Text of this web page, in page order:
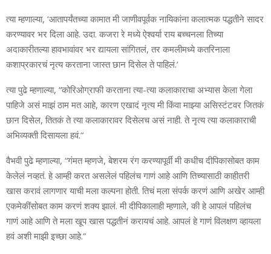
त्या म्हणाल्या, ‘आतापर्यंतच्या कामात मी जाणीवपूर्वक नायिकांना कलात्मक पद्धतीने सादर
करण्यावर भर दिला आहे. उदा. कजरा रे मध्ये ऐश्वर्या राय बच्चनला तिच्या
अदाकारीतल्या हावभावांवर भर द्यायला सांगितलं, तर कमलीमध्ये कतरिनाला
कशाप्रकारचं नृत्य करताना जास्त छान दिसेल ते पाहिलं.’
त्या पुढे म्हणाल्या, “कोरिओग्राफी करताना त्या-त्या कलाकाराचा अभ्यास केला गेला
पाहिजे असं माझं ठाम मत आहे, कारण एखादं नृत्य मी किंवा माझ्या असिस्टंटवर जितकं
छान दिसेल, तितकं ते त्या कलाकारावर दिसेलच असं नाही. ते नृत्य त्या कलाकाराची
अभिव्यक्ती दिसायला हवं.“
वैभवी पुढे म्हणाल्या, “गंमत म्हणजे, बेशरम रंग करण्यापूर्वी मी कधीच दीपिकासोबत काम
केलेलं नव्हतं. हे आम्ही करत असलेलं पहिलंच गाणं आहे आणि तिच्यासाठी काहीतरी
खास करावं लागणार याची मला कल्पना होती. तिचं मला संपर्क करणं आणि अखेर आम्ही
एकमेकींसोबत काम करणं शक्य झालं. मी दीपिकालाही म्हणाले, की हे आपलं पहिलंच
गाणं आहे आणि ते मला खूप खास पद्धतीनं करायचं आहे. आपलं हे गाणं विलक्षण व्हायला
हवं अशी माझी इच्छा आहे.”